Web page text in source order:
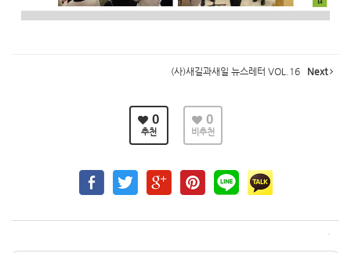
(사)새길과새일 뉴스레터 VOL.16 Next
0
추천
0
비추천